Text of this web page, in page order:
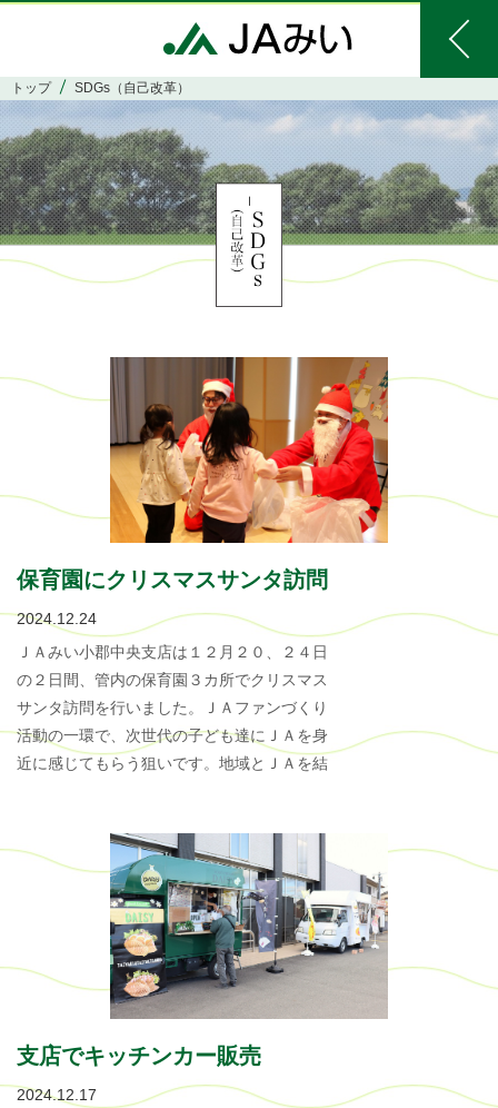
トップ SDGs（自己改革）
保育園にクリスマスサンタ訪問
2024.12.24
ＪＡみい小郡中央支店は１２月２０、２４日
の２日間、管内の保育園３カ所でクリスマス
サンタ訪問を行いました。ＪＡファンづくり
活動の一環で、次世代の子ども達にＪＡを身
近に感じてもらう狙いです。地域とＪＡを結
支店でキッチンカー販売
2024.12.17